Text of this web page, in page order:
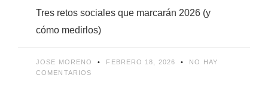
Tres retos sociales que marcarán 2026 (y
cómo medirlos)
JOSE MORENO FEBRERO 18, 2026
NO HAY
COMENTARIOS